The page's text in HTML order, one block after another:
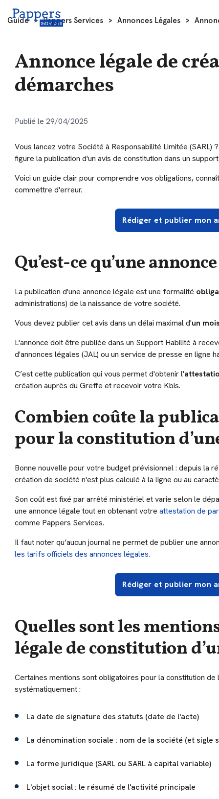
Guide > Pappers Services > Annonces Légales >
Annonce légale de
démarches
Publié le 29/04/2025
Vous lancez votre Société à Responsabilité Limitée
figure la publication d'un avis de constitution dans un
Voici un guide clair pour comprendre vos obligations,
commettre d'erreur.
Rédiger et publier mon
Qu’est-ce qu’une
La publication d'une annonce légale est une formalité
administrations) de la naissance de votre société.
Vous devez publier cet avis dans un délai maximal d'un
L'annonce doit être publiée dans un Support Habilité à
d'annonces légales (JAL) ou un service de presse en ligne
C’est cette publication qui vous permet d'obtenir l'
création auprès du Greffe et recevoir votre Kbis.
Combien coûte la
pour la constitution
Bonne nouvelle pour votre budget prévisionnel : depuis la
création de société n'est plus calculé à la ligne ou au
Son coût est fixé par arrêté ministériel et varie selon le
une annonce légale tout en obtenant votre attestation de
comme Pappers Services.
Il faut noter qu’aucun journal ne permet de publier une
les tarifs officiels des annonces légales.
Rédiger et publier mon
Quelles sont les
légale de constitution
Certaines mentions sont obligatoires pour la constitution de
systématiquement :
La date de signature des statuts (date de l'acte)
La dénomination sociale : nom de la société (et sigle
La forme juridique (SARL ou SARL à capital variable)
L'objet social : le résumé de l'activité principale